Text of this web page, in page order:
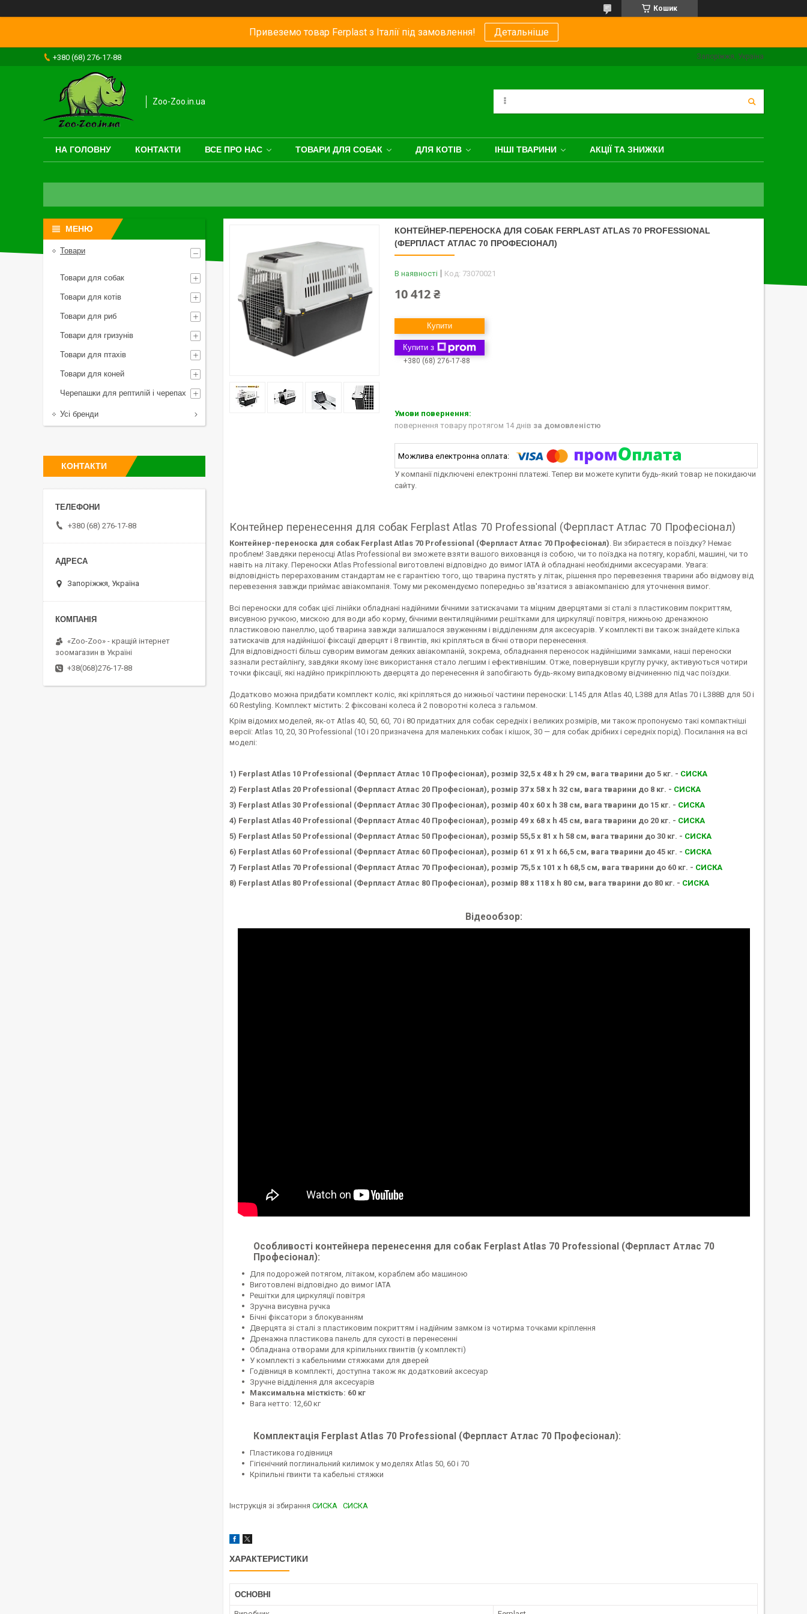
Кошик
Привеземо товар Ferplast з Італії під замовлення! Детальніше
+380 (68) 276-17-88 Запоріжжя, Україна
Zoo-Zoo.in.ua
НА ГОЛОВНУ КОНТАКТИ ВСЕ ПРО НАС ТОВАРИ ДЛЯ СОБАК ДЛЯ КОТІВ ІНШІ ТВАРИНИ АКЦІЇ ТА ЗНИЖКИ
КОНТЕЙНЕР-ПЕРЕНОСКА ДЛЯ СОБАК FERPLAST ATLAS 70 PROFESSIONAL
(ФЕРПЛАСТ АТЛАС 70 ПРОФЕСІОНАЛ)
В наявності Код: 73070021
10 412 ₴
Купити
Купити з
+380 (68) 276-17-88
повернення товару протягом 14 днів за домовленістю
У компанії підключені електронні платежі. Тепер ви можете купити будь-який товар не покидаючи
сайту.
Контейнер перенесення для собак Ferplast Atlas 70 Professional (Ферпласт Атлас 70 Професіонал)
Контейнер-переноска для собак Ferplast Atlas 70 Professional (Ферпласт Атлас 70 Професіонал). Ви збираєтеся в поїздку? Немає
проблем! Завдяки переносці Atlas Professional ви зможете взяти вашого вихованця із собою, чи то поїздка на потягу, кораблі, машині, чи то
навіть на літаку. Переноски Atlas Professional виготовлені відповідно до вимог IATA й обладнані необхідними аксесуарами. Увага:
відповідність перерахованим стандартам не є гарантією того, що тварина пустять у літак, рішення про перевезення тварини або відмову від
перевезення завжди приймає авіакомпанія. Тому ми рекомендуємо попередньо зв'язатися з авіакомпанією для уточнення вимог.
Всі переноски для собак цієї лінійки обладнані надійними бічними затискачами та міцним дверцятами зі сталі з пластиковим покриттям,
висувною ручкою, мискою для води або корму, бічними вентиляційними решітками для циркуляції повітря, нижньою дренажною
пластиковою панеллю, щоб тварина завжди залишалося звуженням і відділенням для аксесуарів. У комплекті ви також знайдете кілька
затискачів для надійнішої фіксації дверцят і 8 гвинтів, які кріпляться в бічні отвори перенесення.
Для відповідності більш суворим вимогам деяких авіакомпаній, зокрема, обладнання переносок надійнішими замками, наші переноски
зазнали рестайлінгу, завдяки якому їхнє використання стало легшим і ефективнішим. Отже, повернувши круглу ручку, активуються чотири
точки фіксації, які надійно прикріплюють дверцята до перенесення й запобігають будь-якому випадковому відчиненню під час поїздки.
Додатково можна придбати комплект коліс, які кріпляться до нижньої частини переноски: L145 для Atlas 40, L388 для Atlas 70 і L388B для 50 і
60 Restyling. Комплект містить: 2 фіксовані колеса й 2 поворотні колеса з гальмом.
Крім відомих моделей, як-от Atlas 40, 50, 60, 70 і 80 придатних для собак середніх і великих розмірів, ми також пропонуємо такі компактніші
версії: Atlas 10, 20, 30 Professional (10 і 20 призначена для маленьких собак і кішок, 30 — для собак дрібних і середніх порід). Посилання на всі
моделі:
1) Ferplast Atlas 10 Professional (Ферпласт Атлас 10 Професіонал), розмір 32,5 х 48 х h 29 см, вага тварини до 5 кг. - СИСКА
2) Ferplast Atlas 20 Professional (Ферпласт Атлас 20 Професіонал), розмір 37 х 58 х h 32 см, вага тварини до 8 кг. - СИСКА
3) Ferplast Atlas 30 Professional (Ферпласт Атлас 30 Професіонал), розмір 40 х 60 х h 38 см, вага тварини до 15 кг. - СИСКА
4) Ferplast Atlas 40 Professional (Ферпласт Атлас 40 Професіонал), розмір 49 х 68 х h 45 см, вага тварини до 20 кг. - СИСКА
5) Ferplast Atlas 50 Professional (Ферпласт Атлас 50 Професіонал), розмір 55,5 х 81 х h 58 см, вага тварини до 30 кг. - СИСКА
6) Ferplast Atlas 60 Professional (Ферпласт Атлас 60 Професіонал), розмір 61 х 91 х h 66,5 см, вага тварини до 45 кг. - СИСКА
7) Ferplast Atlas 70 Professional (Ферпласт Атлас 70 Професіонал), розмір 75,5 х 101 х h 68,5 см, вага тварини до 60 кг. - СИСКА
8) Ferplast Atlas 80 Professional (Ферпласт Атлас 80 Професіонал), розмір 88 х 118 х h 80 см, вага тварини до 80 кг. - СИСКА
Відеообзор:
Особливості контейнера перенесення для собак Ferplast Atlas 70 Professional (Ферпласт Атлас 70
Професіонал):
Для подорожей потягом, літаком, кораблем або машиною
Виготовлені відповідно до вимог IATA
Решітки для циркуляції повітря
Зручна висувна ручка
Бічні фіксатори з блокуванням
Дверцята зі сталі з пластиковим покриттям і надійним замком із чотирма точками кріплення
Дренажна пластикова панель для сухості в перенесенні
Обладнана отворами для кріпильних гвинтів (у комплекті)
У комплекті з кабельними стяжками для дверей
Годівниця в комплекті, доступна також як додатковий аксесуар
Зручне відділення для аксесуарів
Максимальна місткість: 60 кг
Вага нетто: 12,60 кг
Комплектація Ferplast Atlas 70 Professional (Ферпласт Атлас 70 Професіонал):
Пластикова годівниця
Гігієнічний поглинальний килимок у моделях Atlas 50, 60 і 70
Кріпильні гвинти та кабельні стяжки
Інструкція зі збирання СИСКА СИСКА
ХАРАКТЕРИСТИКИ
ОСНОВНІ
Товари
Товари для собак
Товари для котів
Товари для риб
Товари для гризунів
Товари для птахів
Товари для коней
Черепашки для рептилій і черепах
Усі бренди
КОНТАКТИ
+380 (68) 276-17-88
Запоріжжя, Україна
«Zoo-Zoo» - кращій інтернет
зоомагазин в Україні
+38(068)276-17-88